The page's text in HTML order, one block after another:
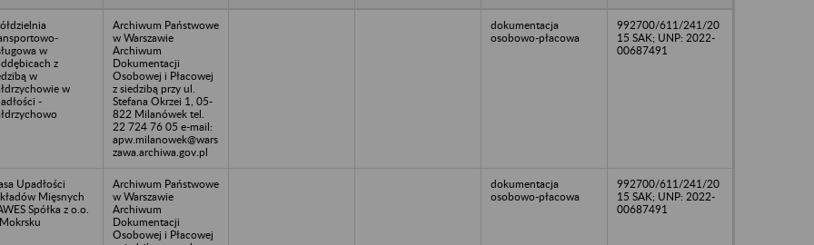
w
z
w
w
-
Archiwum Państwowe
w Warszawie
Archiwum
Dokumentacji
Osobowej i Płacowej
z siedzibą przy ul.
Stefana Okrzei 1, 05-
822 Milanówek tel.
22 724 76 05 e-mail:
apw.milanowek@wars
zawa.archiwa.gov.pl
dokumentacja
osobowo-płacowa
992700/611/241/20
15 SAK; UNP: 2022-
00687491
Upadłości
Mięsnych
Spółka z o.o.
Archiwum Państwowe
w Warszawie
Archiwum
Dokumentacji
Osobowej i Płacowej
dokumentacja
osobowo-płacowa
992700/611/241/20
15 SAK; UNP: 2022-
00687491